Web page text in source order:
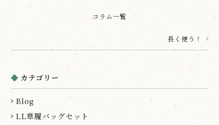
コラム一覧
長く使う！
カテゴリー
Blog
LL草履バッグセット